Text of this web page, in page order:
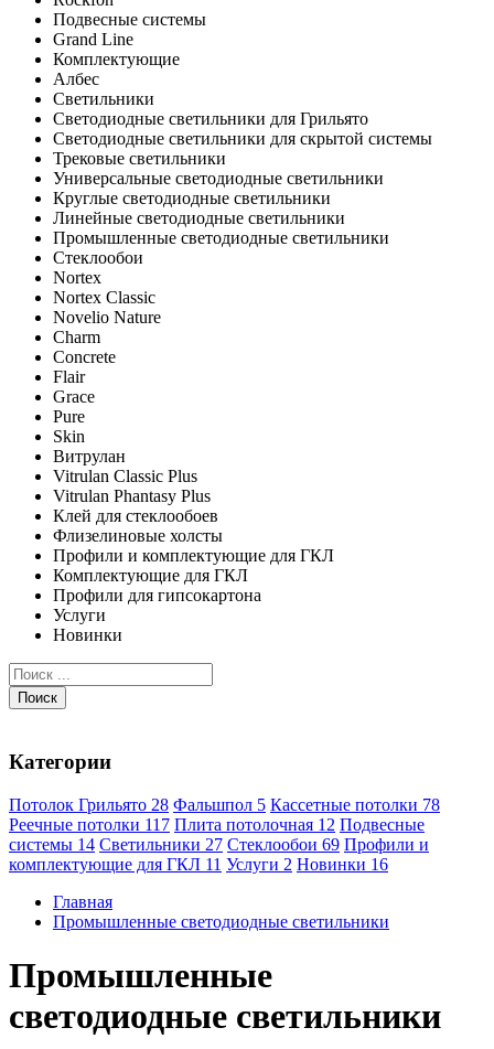
Подвесные системы
Grand Line
Комплектующие
Албес
Светильники
Светодиодные светильники для Грильято
Светодиодные светильники для скрытой системы
Трековые светильники
Универсальные светодиодные светильники
Круглые светодиодные светильники
Линейные светодиодные светильники
Промышленные светодиодные светильники
Стеклообои
Nortex
Nortex Classic
Novelio Nature
Charm
Concrete
Flair
Grace
Pure
Skin
Витрулан
Vitrulan Classic Plus
Vitrulan Phantasy Plus
Клей для стеклообоев
Флизелиновые холсты
Профили и комплектующие для ГКЛ
Комплектующие для ГКЛ
Профили для гипсокартона
Услуги
Новинки
Поиск
Категории
Потолок Грильято 28 Фальшпол 5 Кассетные потолки 78
Реечные потолки 117 Плита потолочная 12 Подвесные
системы 14 Светильники 27 Стеклообои 69 Профили и
комплектующие для ГКЛ 11 Услуги 2 Новинки 16
Главная
Промышленные светодиодные светильники
Промышленные
светодиодные светильники